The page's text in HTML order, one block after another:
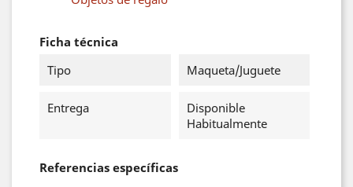
Ficha técnica
Tipo
Maqueta/Juguete
Entrega
Disponible
Habitualmente
Referencias específicas